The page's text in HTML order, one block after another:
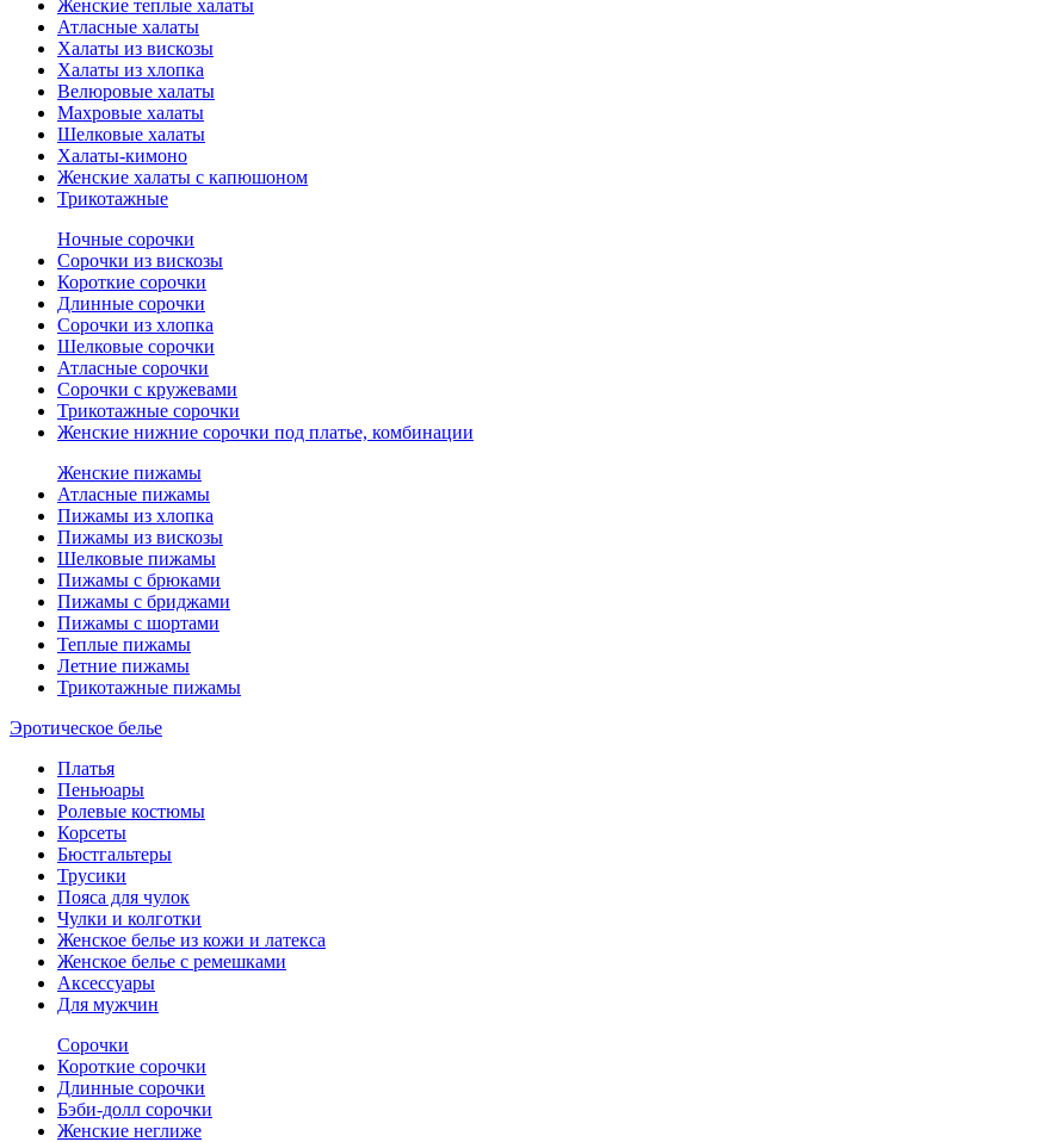
Женские теплые халаты
Атласные халаты
Халаты из вискозы
Халаты из хлопка
Велюровые халаты
Махровые халаты
Шелковые халаты
Халаты-кимоно
Женские халаты с капюшоном
Трикотажные
Ночные сорочки
Сорочки из вискозы
Короткие сорочки
Длинные сорочки
Сорочки из хлопка
Шелковые сорочки
Атласные сорочки
Сорочки с кружевами
Трикотажные сорочки
Женские нижние сорочки под платье, комбинации
Женские пижамы
Атласные пижамы
Пижамы из хлопка
Пижамы из вискозы
Шелковые пижамы
Пижамы с брюками
Пижамы с бриджами
Пижамы с шортами
Теплые пижамы
Летние пижамы
Трикотажные пижамы
Эротическое белье
Платья
Пеньюары
Ролевые костюмы
Корсеты
Бюстгальтеры
Трусики
Пояса для чулок
Чулки и колготки
Женское белье из кожи и латекса
Женское белье с ремешками
Аксессуары
Для мужчин
Сорочки
Короткие сорочки
Длинные сорочки
Бэби-долл сорочки
Женские неглиже